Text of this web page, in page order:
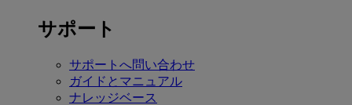
サポート
サポートへ問い合わせ
ガイドとマニュアル
ナレッジベース